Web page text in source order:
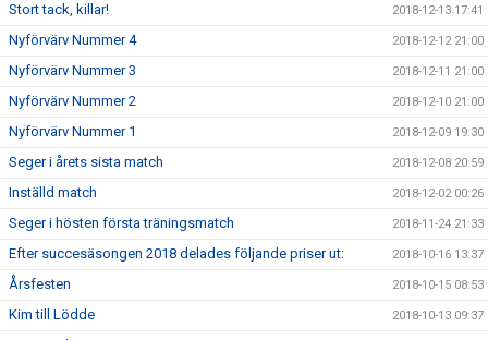
Stort tack, killar! 2018-12-13 17:41
Nyförvärv Nummer 4 2018-12-12 21:00
Nyförvärv Nummer 3 2018-12-11 21:00
Nyförvärv Nummer 2 2018-12-10 21:00
Nyförvärv Nummer 1 2018-12-09 19:30
Seger i årets sista match 2018-12-08 20:59
Inställd match 2018-12-02 00:26
Seger i hösten första träningsmatch 2018-11-24 21:33
Efter succesäsongen 2018 delades följande priser ut: 2018-10-16 13:37
Årsfesten 2018-10-15 08:53
Kim till Lödde 2018-10-13 09:37